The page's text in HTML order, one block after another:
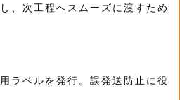
、次工程へスムーズに渡すため
ラベルを発行。誤発送防止に役